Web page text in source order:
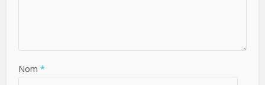
Nom*